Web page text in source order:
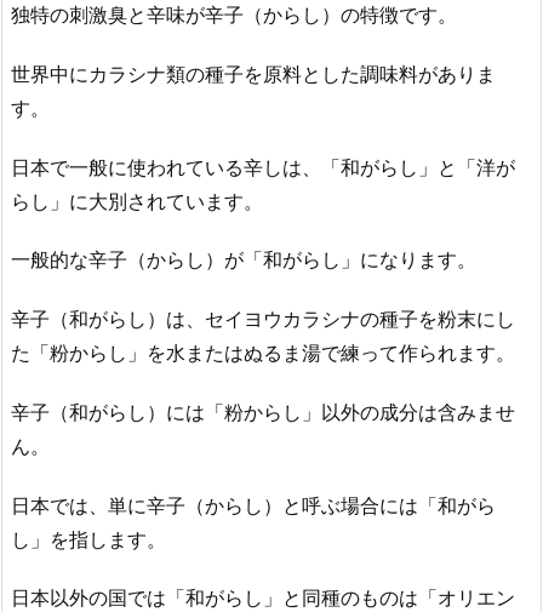
独特の刺激臭と辛味が辛子（からし）の特徴です。
世界中にカラシナ類の種子を原料とした調味料がありま
す。
日本で一般に使われている辛しは、「和がらし」と「洋が
らし」に大別されています。
一般的な辛子（からし）が「和がらし」になります。
辛子（和がらし）は、セイヨウカラシナの種子を粉末にし
た「粉からし」を水またはぬるま湯で練って作られます。
辛子（和がらし）には「粉からし」以外の成分は含みませ
ん。
日本では、単に辛子（からし）と呼ぶ場合には「和がら
し」を指します。
日本以外の国では「和がらし」と同種のものは「オリエン